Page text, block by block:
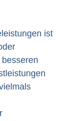
ist